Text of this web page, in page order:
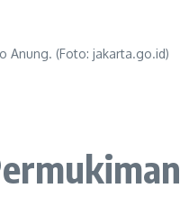
Anung. (Foto: jakarta.go.id)